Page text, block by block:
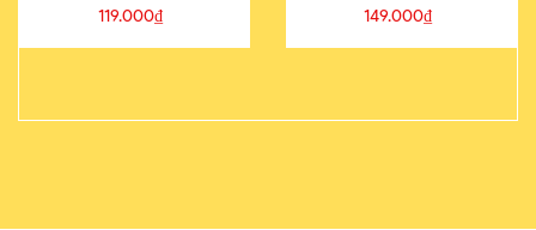
821-1
119.000₫
SAU
149.000₫